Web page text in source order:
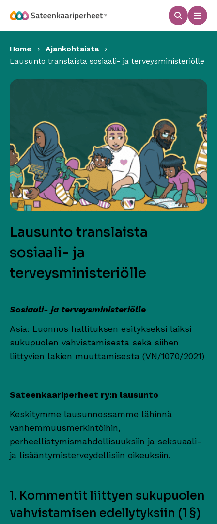
sisältöön
Haku
Home
Ajankohtaista
Lausunto translaista sosiaali- ja terveysministeriölle
Lausunto translaista
sosiaali- ja
terveysministeriölle
Sosiaali- ja terveysministeriölle
Asia: Luonnos hallituksen esitykseksi laiksi
sukupuolen vahvistamisesta sekä siihen
liittyvien lakien muuttamisesta (VN/1070/2021)
Sateenkaariperheet ry:n lausunto
Keskitymme lausunnossamme lähinnä
vanhemmuusmerkintöihin,
perheellistymismahdollisuuksiin ja seksuaali-
ja lisääntymisterveydellisiin oikeuksiin.
1. Kommentit liittyen sukupuolen
vahvistamisen edellytyksiin (1 §)